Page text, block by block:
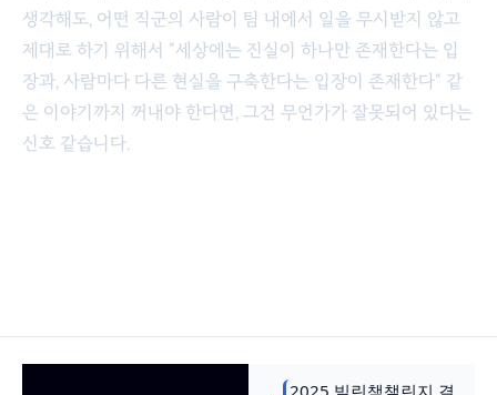
생각해도, 어떤 직군의 사람이 팀 내에서 일을 무시받지 않고
제대로 하기 위해서 "세상에는 진실이 하나만 존재한다는 입
장과, 사람마다 다른 현실을 구축한다는 입장이 존재한다" 같
은 이야기까지 꺼내야 한다면, 그건 무언가가 잘못되어 있다는
신호 같습니다.